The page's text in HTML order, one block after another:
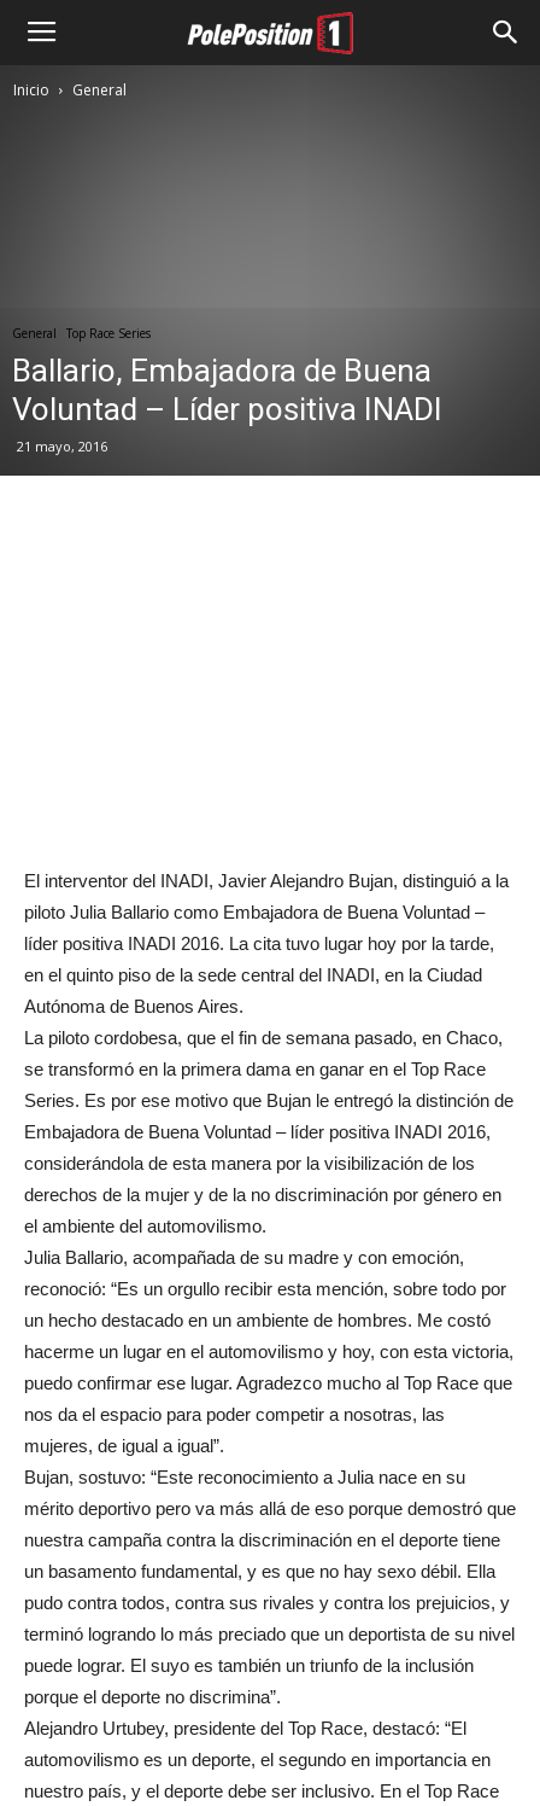
Inicio General
General Top Race Series
Ballario, Embajadora de Buena
Voluntad – Líder positiva INADI
21 mayo, 2016
El interventor del INADI, Javier Alejandro Bujan, distinguió a la
piloto Julia Ballario como Embajadora de Buena Voluntad –
líder positiva INADI 2016. La cita tuvo lugar hoy por la tarde,
en el quinto piso de la sede central del INADI, en la Ciudad
Autónoma de Buenos Aires.
La piloto cordobesa, que el fin de semana pasado, en Chaco,
se transformó en la primera dama en ganar en el Top Race
Series. Es por ese motivo que Bujan le entregó la distinción de
Embajadora de Buena Voluntad – líder positiva INADI 2016,
considerándola de esta manera por la visibilización de los
derechos de la mujer y de la no discriminación por género en
el ambiente del automovilismo.
Julia Ballario, acompañada de su madre y con emoción,
reconoció: “Es un orgullo recibir esta mención, sobre todo por
un hecho destacado en un ambiente de hombres. Me costó
hacerme un lugar en el automovilismo y hoy, con esta victoria,
puedo confirmar ese lugar. Agradezco mucho al Top Race que
nos da el espacio para poder competir a nosotras, las
mujeres, de igual a igual”.
Bujan, sostuvo: “Este reconocimiento a Julia nace en su
mérito deportivo pero va más allá de eso porque demostró que
nuestra campaña contra la discriminación en el deporte tiene
un basamento fundamental, y es que no hay sexo débil. Ella
pudo contra todos, contra sus rivales y contra los prejuicios, y
terminó logrando lo más preciado que un deportista de su nivel
puede lograr. El suyo es también un triunfo de la inclusión
porque el deporte no discrimina”.
Alejandro Urtubey, presidente del Top Race, destacó: “El
automovilismo es un deporte, el segundo en importancia en
nuestro país, y el deporte debe ser inclusivo. En el Top Race